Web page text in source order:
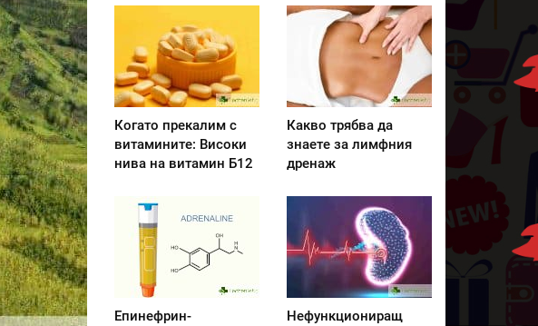
Когато прекалим с
витамините: Високи
нива на витамин Б12
Какво трябва да
знаете за лимфния
дренаж
Епинефрин-
Нефункциониращ